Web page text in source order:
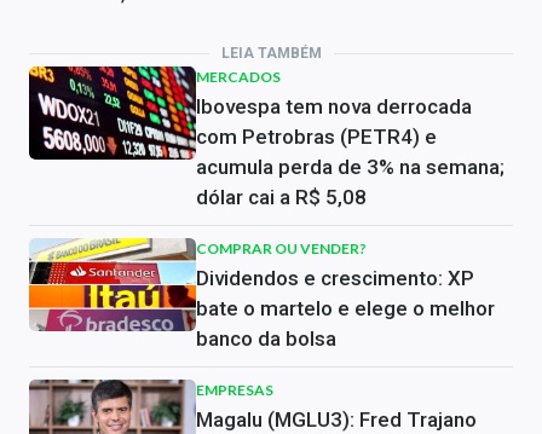
LEIA TAMBÉM
MERCADOS
Ibovespa tem nova derrocada
com Petrobras (PETR4) e
acumula perda de 3% na semana;
dólar cai a R$ 5,08
COMPRAR OU VENDER?
Dividendos e crescimento: XP
bate o martelo e elege o melhor
banco da bolsa
EMPRESAS
Magalu (MGLU3): Fred Trajano